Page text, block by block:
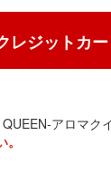
レジットカ
アロマク